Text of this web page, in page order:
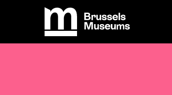
Brussels Museums
Panneau de gestion des cookies